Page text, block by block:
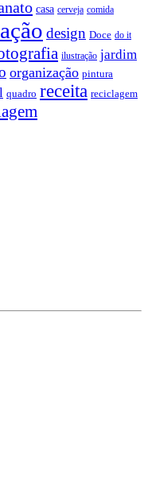
casa cerveja comida
design Doce do it
ilustração jardim
organização pintura
quadro receita reciclagem